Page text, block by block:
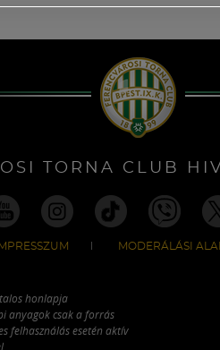
TORNA CLUB
MODERÁLÁSI
honlapja
anyagok csak a forrás
felhasználás esetén aktív